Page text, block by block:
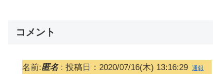
コメント
名前:匿名: 投稿日：2020/07/16(木) 13:16:29 通報